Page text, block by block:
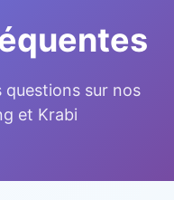
questions sur nos
et Krabi